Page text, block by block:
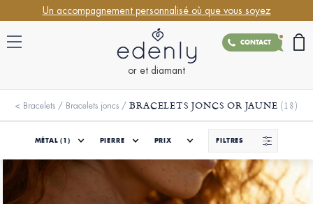
Un accompagnement personnalisé où que vous soyez
CONTACT
or et diamant
< Bracelets / Bracelets joncs /BRACELETS JONCS OR JAUNE (18)
MÉTAL(1) PIERRE PRIX FILTRES